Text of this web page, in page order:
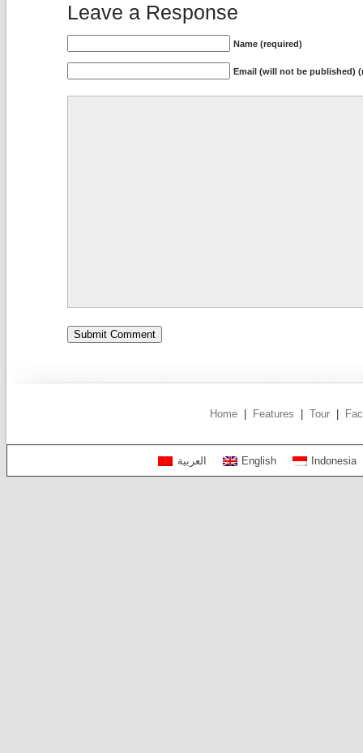
Leave a Response
Name (required)
Email (will not be published)
Home Features Tour
العربية English Indonesia